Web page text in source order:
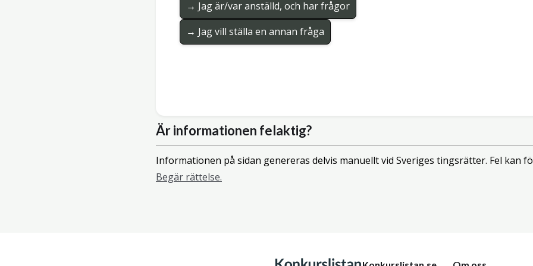
→ Jag är/var anställd, och har frågor
→ Jag vill ställa en annan fråga
Är informationen felaktig?
Informationen på sidan genereras delvis manuellt vid Sveriges tingsrätter. Fel kan
Begär rättelse.